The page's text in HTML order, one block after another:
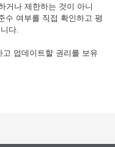
거나 제한하는 것이 아니
수 여부를 직접 확인하고 평
다.
업데이트할 권리를 보유